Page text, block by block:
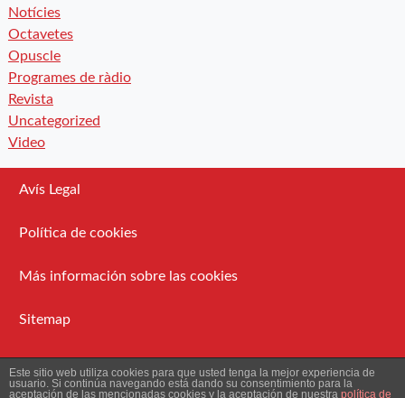
Notícies
Octavetes
Opuscle
Programes de ràdio
Revista
Uncategorized
Video
Avís Legal
Política de cookies
Más información sobre las cookies
Sitemap
Administració
Este sitio web utiliza cookies para que usted tenga la mejor experiencia de
usuario. Si continúa navegando está dando su consentimiento para la
aceptación de las mencionadas cookies y la aceptación de nuestra política de